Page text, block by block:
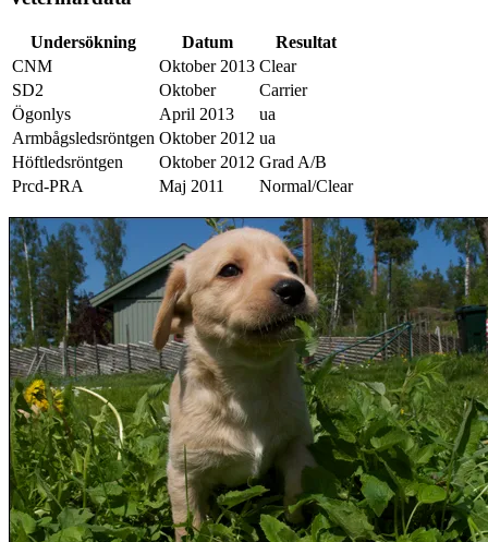
Undersökning Datum
Resultat
CNM
Oktober 2013 Clear
SD2
Oktober
Carrier
Ögonlys
April 2013
ua
Armbågsledsröntgen Oktober 2012 ua
Höftledsröntgen
Oktober 2012 Grad A/B
Prcd-PRA
Maj 2011 Normal/Clear